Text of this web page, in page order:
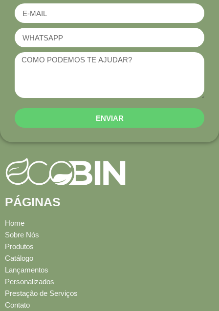
ENVIAR
PÁGINAS
Home
Sobre Nós
Produtos
Catálogo
Lançamentos
Personalizados
Prestação de Serviços
Contato